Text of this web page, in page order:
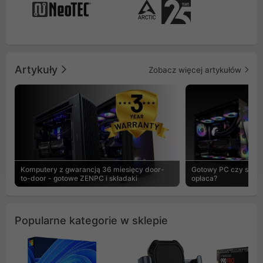
Artykuły Zobacz więcej artykułów
Komputery z gwarancją 36 miesięcy door-
to-door - gotowe ZENPC i składaki
Gotowy PC czy
opłaca?
Popularne kategorie w sklepie